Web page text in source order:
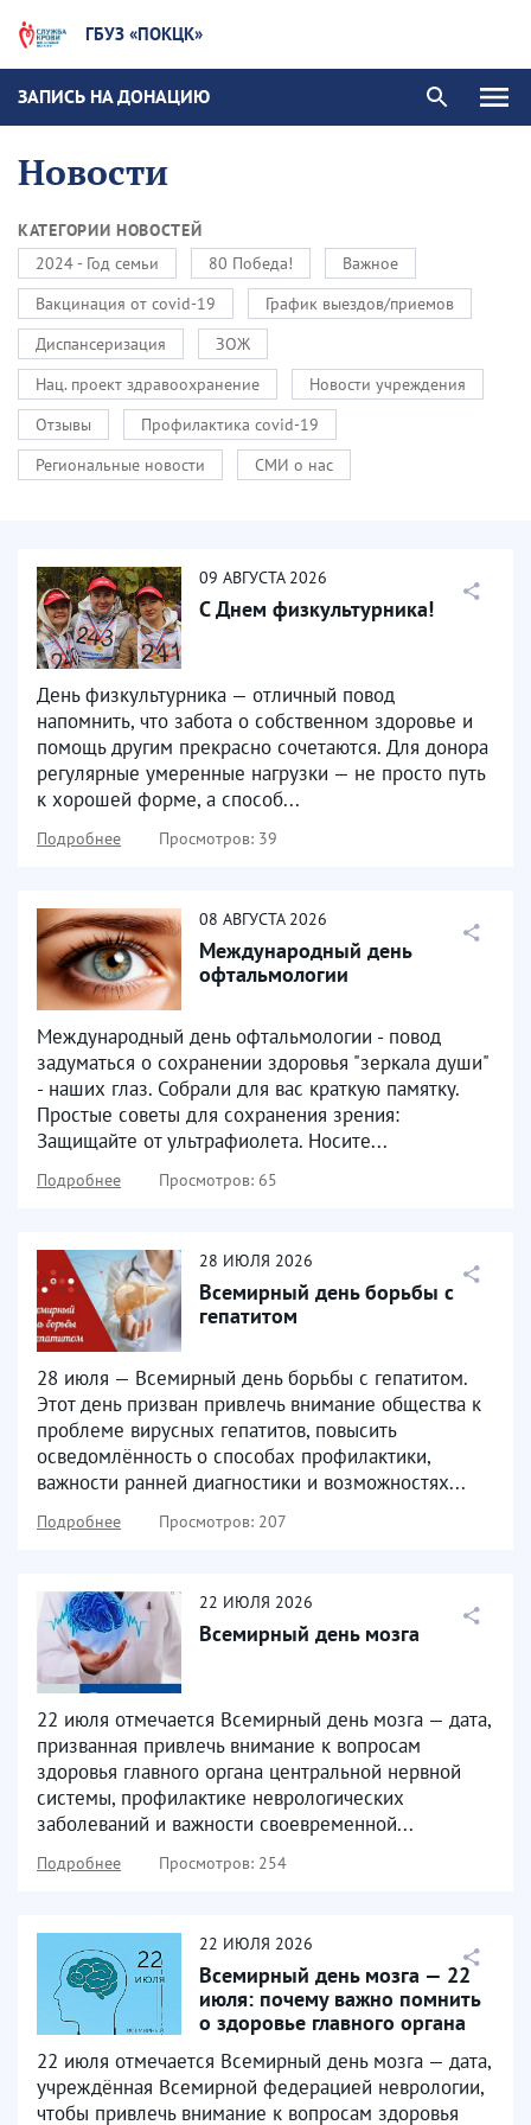
ГБУЗ «ПОКЦК»
ЗАПИСЬ НА ДОНАЦИЮ
Новости
КАТЕГОРИИ НОВОСТЕЙ
2024 - Год семьи
80 Победа!
Важное
Вакцинация от covid-19
График выездов/приемов
Диспансеризация
ЗОЖ
Нац. проект здравоохранение
Новости учреждения
Отзывы
Профилактика covid-19
Региональные новости
СМИ о нас
09 АВГУСТА 2026
С Днем физкультурника!
День физкультурника — отличный повод
напомнить, что забота о собственном здоровье и
помощь другим прекрасно сочетаются. Для донора
регулярные умеренные нагрузки — не просто путь
к хорошей форме, а способ...
Подробнее Просмотров: 39
08 АВГУСТА 2026
Международный день
офтальмологии
Международный день офтальмологии - повод
задуматься о сохранении здоровья "зеркала души"
- наших глаз. Собрали для вас краткую памятку.
Простые советы для сохранения зрения:
Защищайте от ультрафиолета. Носите...
Подробнее Просмотров: 65
28 ИЮЛЯ 2026
Всемирный день борьбы с
гепатитом
28 июля — Всемирный день борьбы с гепатитом.
Этот день призван привлечь внимание общества к
проблеме вирусных гепатитов, повысить
осведомлённость о способах профилактики,
важности ранней диагностики и возможностях...
Подробнее Просмотров: 207
22 ИЮЛЯ 2026
Всемирный день мозга
22 июля отмечается Всемирный день мозга — дата,
призванная привлечь внимание к вопросам
здоровья главного органа центральной нервной
системы, профилактике неврологических
заболеваний и важности своевременной...
Подробнее Просмотров: 254
22 ИЮЛЯ 2026
Всемирный день мозга — 22
июля: почему важно помнить
о здоровье главного органа
22 июля отмечается Всемирный день мозга — дата,
учреждённая Всемирной федерацией неврологии,
чтобы привлечь внимание к вопросам здоровья